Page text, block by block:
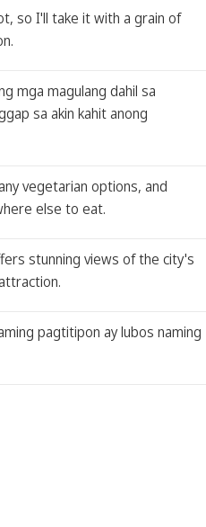
so I'll take it with a grain of
mga magulang dahil sa
sa akin kahit anong
vegetarian options, and
else to eat.
stunning views of the city's
pagtitipon ay lubos naming